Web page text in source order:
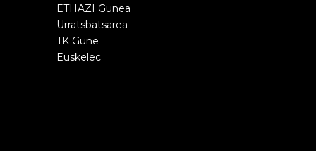
ETHAZI Gunea
Urratsbatsarea
TK Gune
Euskelec